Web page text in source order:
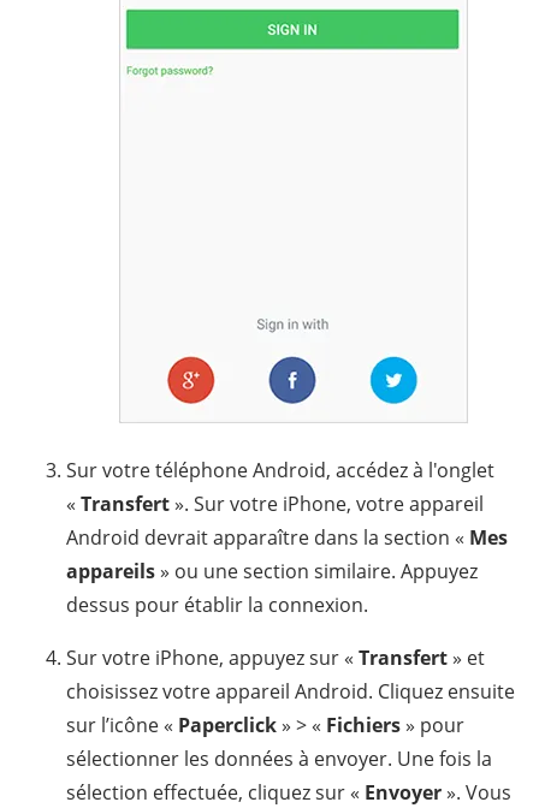
Sur votre téléphone Android, accédez à l'onglet
« Transfert». Sur votre iPhone, votre appareil
Android devrait apparaître dans la section « Mes
appareils» ou une section similaire. Appuyez
dessus pour établir la connexion.
Sur votre iPhone, appuyez sur « Transfert» et
choisissez votre appareil Android. Cliquez ensuite
sur l’icône « Paperclick» > « Fichiers» pour
sélectionner les données à envoyer. Une fois la
sélection effectuée, cliquez sur « Envoyer». Vous